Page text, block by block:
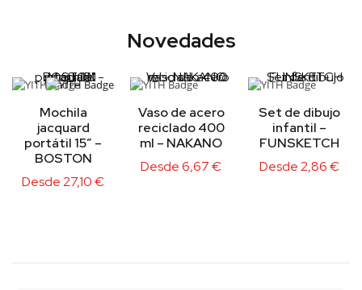
Novedades
Mochila
jacquard
portátil 15″ –
BOSTON
Desde27,10€
Vaso de acero
reciclado 400
ml – NAKANO
Desde6,67€
Set de dibujo
infantil –
FUNSKETCH
Desde2,86€